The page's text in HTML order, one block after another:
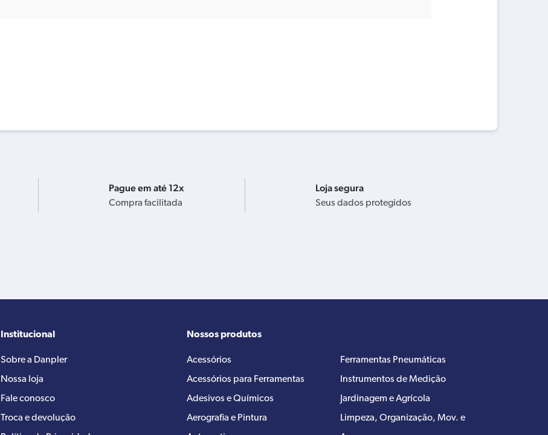
Pague em até 12x
Compra facilitada
Loja segura
Seus dados protegidos
Institucional
Sobre a Danpler
Nossa loja
Fale conosco
Troca e devolução
Nossos produtos
Acessórios
Acessórios para Ferramentas
Adesivos e Químicos
Aerografia e Pintura
Ferramentas Pneumáticas
Instrumentos de Medição
Jardinagem e Agrícola
Limpeza, Organização, Mov. e